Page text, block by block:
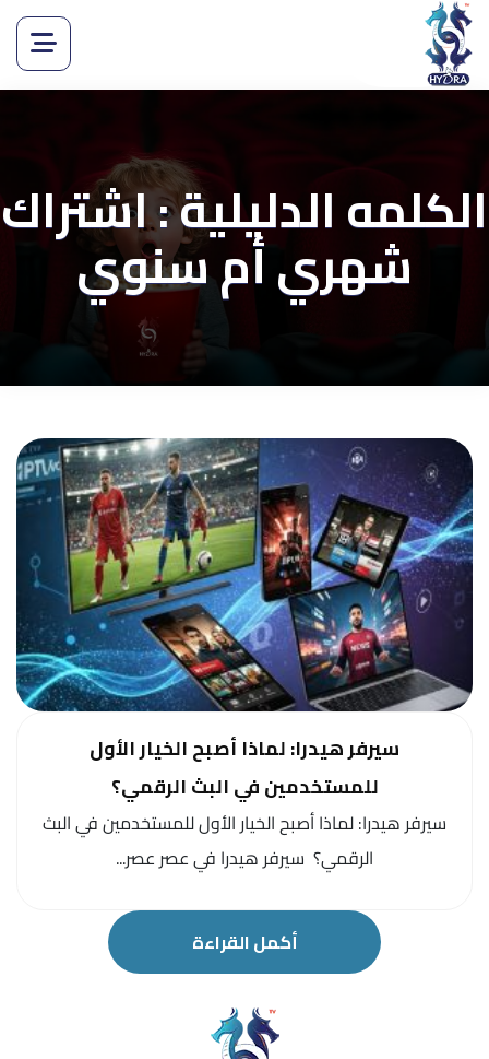
الكلمه الدليلية : اشتراك
شهري أم سنوي
سيرفر هيدرا: لماذا أصبح الخيار الأول
للمستخدمين في البث الرقمي؟
سيرفر هيدرا: لماذا أصبح الخيار الأول للمستخدمين في البث
الرقمي؟ سيرفر هيدرا في عصر عصر...
أكمل القراءة